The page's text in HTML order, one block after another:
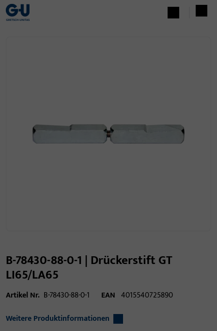
B-78430-88-0-1 | Drückerstift GT
LI65/LA65
Artikel Nr. B-78430-88-0-1 EAN 4015540725890
Weitere Produktinformationen